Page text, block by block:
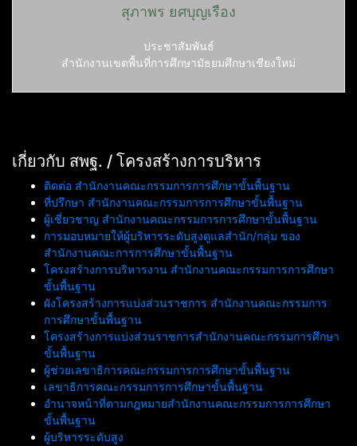
สุภาพร ยศบุญเรือง
ประชาสัมพันธ์
สำนักงานเขตพื้นที่การศึกษามัธยมศึกษาเชียงใหม่
เกี่ยวกับ สพฐ. / โครงสร้างการบริหาร
ติดต่อ สำนักงานคณะกรรมการการศึกษาขั้นพื้นฐาน
ที่ปรึกษา สำนักงานคณะกรรมการการศึกษาขั้นพื้นฐาน
ผู้เชี่ยวชาญ สำนักงานคณะกรรมการการศึกษาขั้นพื้นฐาน
การมอบหมายให้ผู้บริหารระดับสูงดูแลสำนัก/กลุ่ม ของ
สำนักงานคณะการการศึกษาขั้นพื้นฐาน
โครงสร้างการบริหารงาน สำนักงานคณะกรรมการการศึกษา
ขั้นพื้นฐาน
ผังโครงสร้างการแบ่งส่วนราชการ สำนักงานคณะกรรมการ
การศึกษาขั้นพื้นฐาน
โครงสร้างการแบ่งส่วนราชการสำนักงานคณะกรรมการศึกษา
ขั้นพื้นฐาน
ผู้ช่วยเลขาธิการคณะกรรมการการศึกษาขั้นพื้นฐาน
เลขาธิการคณะกรรมการการศึกษาขั้นพื้นฐาน
อำนาจหน้าที่ตามกฎหมายสำนักงานคณะกรรมการการศึกษา
ขั้นพื้นฐาน
ผู้บริหารระดับสูง